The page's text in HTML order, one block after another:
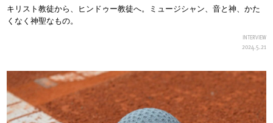
キリスト教徒から、ヒンドゥー教徒へ。ミュージシャン、音と神、かた
くなく神聖なもの。
INTERVIEW
2024.5.21